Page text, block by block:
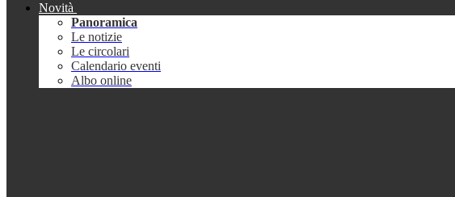
Novità
Panoramica
Le notizie
Le circolari
Calendario eventi
Albo online